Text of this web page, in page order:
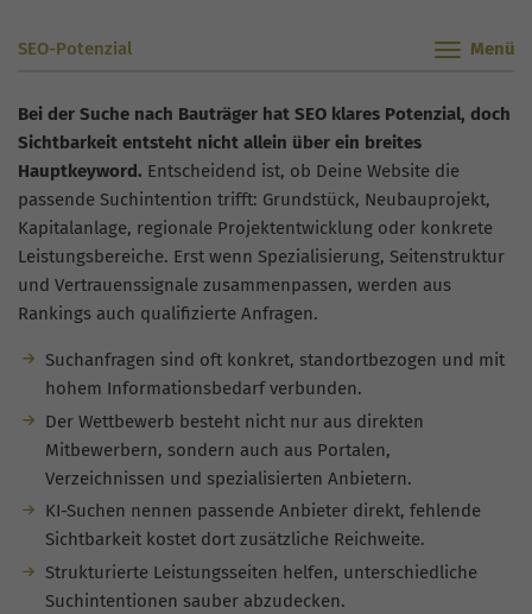
SEO-Potenzial
Bei der Suche nach Bauträger hat SEO klares Potenzial, doch
Sichtbarkeit entsteht nicht allein über ein breites
Hauptkeyword. Entscheidend ist, ob Deine Website die
passende Suchintention trifft: Grundstück, Neubauprojekt,
Kapitalanlage, regionale Projektentwicklung oder konkrete
Leistungsbereiche. Erst wenn Spezialisierung, Seitenstruktur
und Vertrauenssignale zusammenpassen, werden aus
Rankings auch qualifizierte Anfragen.
Suchanfragen sind oft konkret, standortbezogen und mit
hohem Informationsbedarf verbunden.
Der Wettbewerb besteht nicht nur aus direkten
Mitbewerbern, sondern auch aus Portalen,
Verzeichnissen und spezialisierten Anbietern.
KI-Suchen nennen passende Anbieter direkt, fehlende
Sichtbarkeit kostet dort zusätzliche Reichweite.
Strukturierte Leistungsseiten helfen, unterschiedliche
Suchintentionen sauber abzudecken.